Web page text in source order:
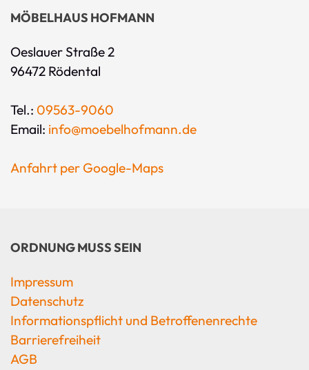
MÖBELHAUS HOFMANN
Oeslauer Straße 2
96472 Rödental
Tel.: 09563-9060
Email: info@moebelhofmann.de
Anfahrt per Google-Maps
ORDNUNG MUSS SEIN
Impressum
Datenschutz
Informationspflicht und Betroffenenrechte
Barrierefreiheit
AGB